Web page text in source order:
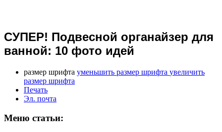
СУПЕР! Подвесной органайзер для
ванной: 10 фото идей
размер шрифта уменьшить размер шрифта увеличить
размер шрифта
Печать
Эл. почта
Меню статьи: